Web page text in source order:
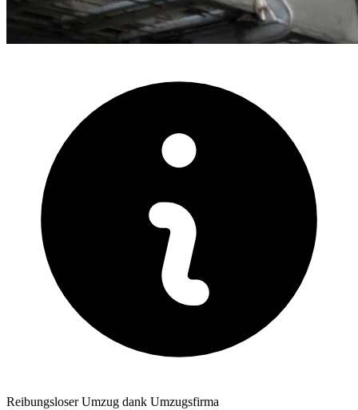
Reibungsloser Umzug dank Umzugsfirma